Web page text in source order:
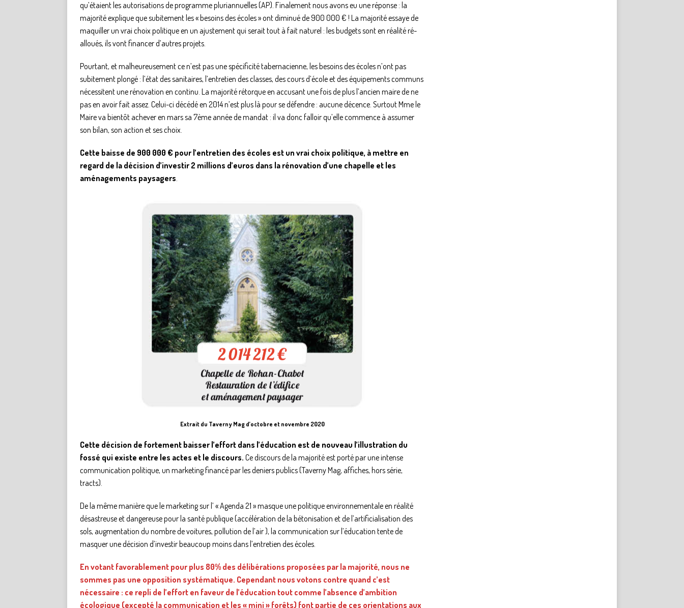
qu’étaient les autorisations de programme pluriannuelles (AP). Finalement nous avons eu une réponse : la
majorité explique que subitement les « besoins des écoles » ont diminué de 900 000 € ! La majorité essaye de
maquiller un vrai choix politique en un ajustement qui serait tout à fait naturel : les budgets sont en réalité ré-
alloués, ils vont financer d’autres projets.
Pourtant, et malheureusement ce n’est pas une spécificité tabernacienne, les besoins des écoles n’ont pas
subitement plongé : l’état des sanitaires, l’entretien des classes, des cours d’école et des équipements communs
nécessitent une rénovation en continu. La majorité rétorque en accusant une fois de plus l’ancien maire de ne
pas en avoir fait assez. Celui-ci décédé en 2014 n’est plus là pour se défendre : aucune décence. Surtout Mme le
Maire va bientôt achever en mars sa 7ème année de mandat : il va donc falloir qu’elle commence à assumer
son bilan, son action et ses choix.
Cette baisse de 900 000 € pour l’entretien des écoles est un vrai choix politique, à mettre en
regard de la décision d’investir 2 millions d’euros dans la rénovation d’une chapelle et les
aménagements paysagers.
Extrait du Taverny Mag d’octobre et novembre 2020
Cette décision de fortement baisser l’effort dans l’éducation est de nouveau l’illustration du
fossé qui existe entre les actes et le discours. Ce discours de la majorité est porté par une intense
communication politique, un marketing financé par les deniers publics (Taverny Mag, affiches, hors série,
tracts).
De la même manière que le marketing sur l’ « Agenda 21 » masque une politique environnementale en réalité
désastreuse et dangereuse pour la santé publique (accélération de la bétonisation et de l’artificialisation des
sols, augmentation du nombre de voitures, pollution de l’air ), la communication sur l’éducation tente de
masquer une décision d’investir beaucoup moins dans l’entretien des écoles.
En votant favorablement pour plus 80% des délibérations proposées par la majorité, nous ne
sommes pas une opposition systématique. Cependant nous votons contre quand c’est
nécessaire : ce repli de l’effort en faveur de l’éducation tout comme l’absence d’ambition
écologique (excepté la communication et les « mini » forêts) font partie de ces orientations aux